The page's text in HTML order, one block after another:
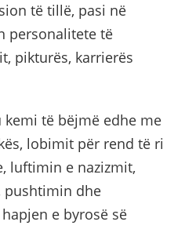
të tillë, pasi në
personalitete të
pikturës, karrierës
të bëjmë edhe me
lobimit për rend të ri
luftimin e nazizmit,
pushtimin dhe
e byrosë së